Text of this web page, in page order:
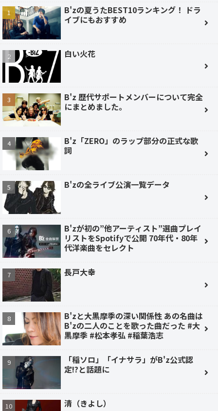
B'zの夏うたBEST10ランキング！ ドラ
イブにもおすすめ
白い火花
B'z 歴代サポートメンバーについて完全
にまとめました。
B'z「ZERO」のラップ部分の正式な歌
詞
B'zの全ライブ公演一覧データ
B'zが初の”他アーティスト”選曲プレイ
リストをSpotifyで公開 70年代・80年
代洋楽曲をセレクト
長戸大幸
B'zと大黒摩季の深い関係性 あの名曲は
B'zの二人のことを歌った曲だった #大
黒摩季 #松本孝弘 #稲葉浩志
「稲ソロ」「イナサラ」がB'z公式認
定!?と話題に
清（きよし）